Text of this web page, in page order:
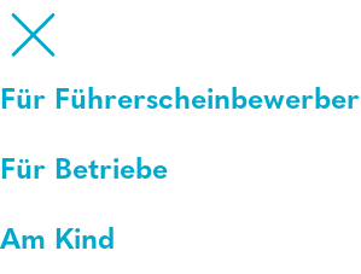
Für Führerscheinbewerber
Für Betriebe
Am Kind